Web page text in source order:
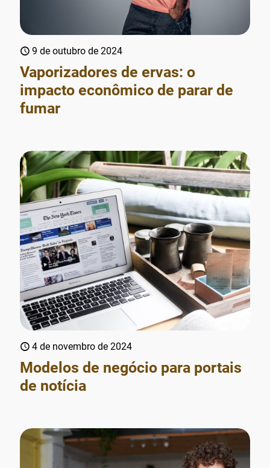
9 de outubro de 2024
Vaporizadores de ervas: o
impacto econômico de parar de
fumar
4 de novembro de 2024
Modelos de negócio para portais
de notícia